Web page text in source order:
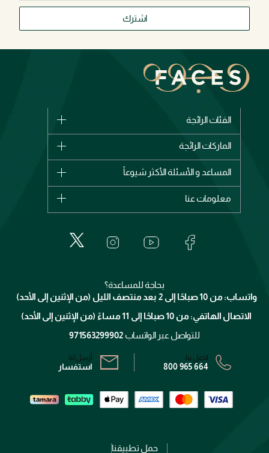
اشترك
الفئات الرائجة
الأكثر مبيعاً
اشترِ بطاقة هدية
الماركات الرائجة
بربري
إيف سان لوران
المساعد و الأسئلة الأكثر شيوعاً
الإرجاع
معلومات عنا
خدمات المعارض
برنامج الولاء ميوز
الشروط و الأحكام
سياسة الخصوصية
بحاجة للمساعدة؟
واتساب: من 10 صباحًا إلى 2 بعد منتصف الليل (من الإثنين إلى الأحد)
الاتصال الهاتفي: من 10 صباحًا إلى 11 مساءً (من الإثنين إلى الأحد)
للتواصل عبر الواتساب 971563299902
اتصل بنا:
800 965 664
أرسل لنا:
استفسار
حمل تطبيقنا